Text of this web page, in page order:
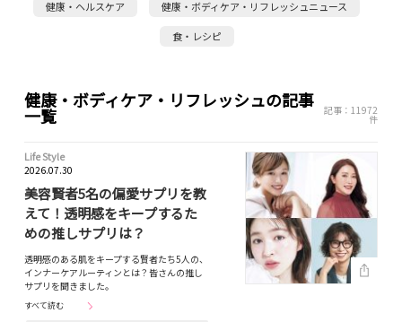
健康・ヘルスケア 健康・ボディケア・リフレッシュニュース
食・レシピ
健康・ボディケア・リフレッシュの記事
一覧 記事：11972
件
Life Style
2026.07.30
美容賢者5名の偏愛サプリを教
えて！透明感をキープするた
めの推しサプリは？
透明感のある肌をキープする賢者たち5人の、
インナーケアルーティンとは？皆さんの推し
サプリを聞きました。
すべて読む